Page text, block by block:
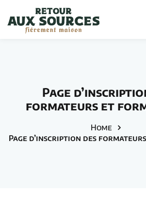
Page
formateurs et
Home
Page d’inscription des
Sign in